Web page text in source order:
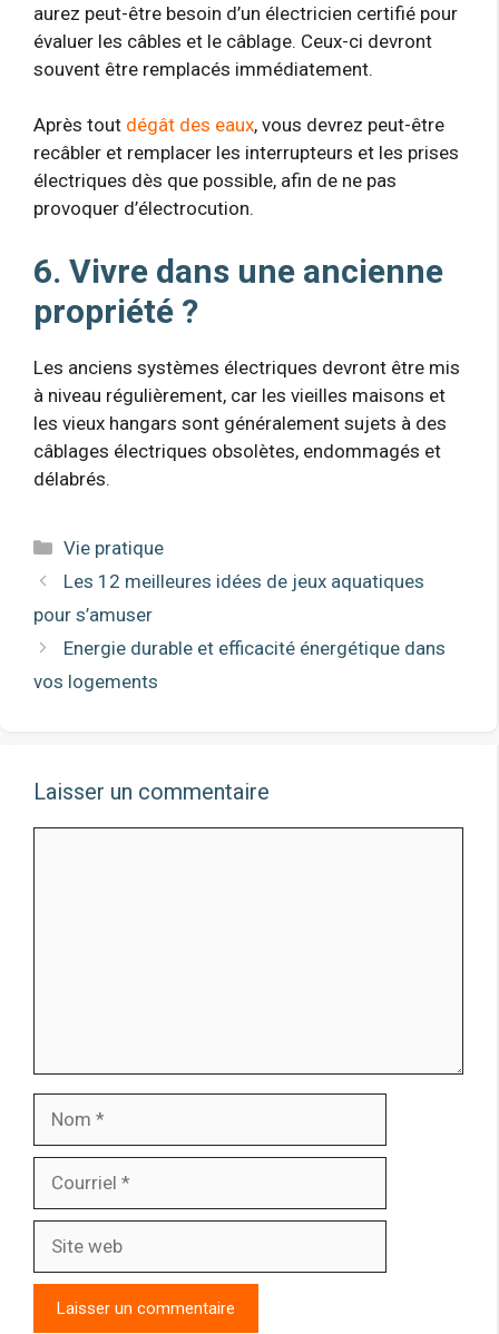
aurez peut-être besoin d’un électricien certifié pour
évaluer les câbles et le câblage. Ceux-ci devront
souvent être remplacés immédiatement.
Après tout dégât des eaux, vous devrez peut-être
recâbler et remplacer les interrupteurs et les prises
électriques dès que possible, afin de ne pas
provoquer d’électrocution.
6. Vivre dans une ancienne
propriété ?
Les anciens systèmes électriques devront être mis
à niveau régulièrement, car les vieilles maisons et
les vieux hangars sont généralement sujets à des
câblages électriques obsolètes, endommagés et
délabrés.
Catégories
Vie pratique
Les 12 meilleures idées de jeux aquatiques
pour s’amuser
Energie durable et efficacité énergétique dans
vos logements
Laisser un commentaire
web